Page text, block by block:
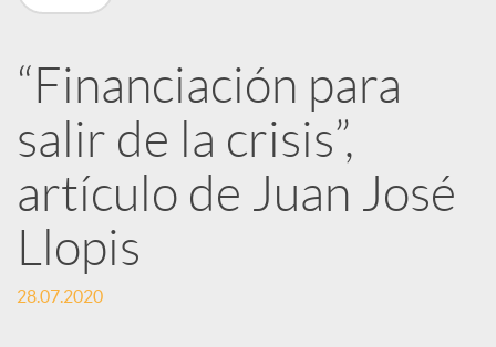
e
d
e
s
“Financiación para
salir de la crisis”,
artículo de Juan José
Llopis
28.07.2020